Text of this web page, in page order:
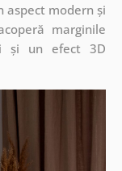
modern și
marginile
și un efect 3D